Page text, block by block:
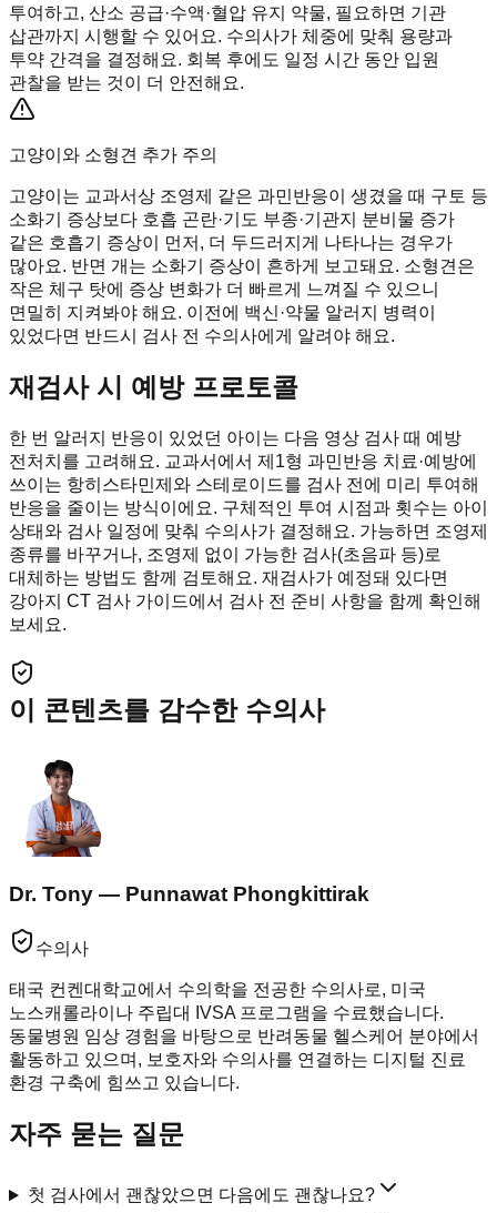
투여하고, 산소 공급·수액·혈압 유지 약물, 필요하면 기관
삽관까지 시행할 수 있어요. 수의사가 체중에 맞춰 용량과
투약 간격을 결정해요. 회복 후에도 일정 시간 동안 입원
관찰을 받는 것이 더 안전해요.
고양이와 소형견 추가 주의
고양이는 교과서상 조영제 같은 과민반응이 생겼을 때 구토 등
소화기 증상보다 호흡 곤란·기도 부종·기관지 분비물 증가
같은 호흡기 증상이 먼저, 더 두드러지게 나타나는 경우가
많아요. 반면 개는 소화기 증상이 흔하게 보고돼요. 소형견은
작은 체구 탓에 증상 변화가 더 빠르게 느껴질 수 있으니
면밀히 지켜봐야 해요. 이전에 백신·약물 알러지 병력이
있었다면 반드시 검사 전 수의사에게 알려야 해요.
재검사 시 예방 프로토콜
한 번 알러지 반응이 있었던 아이는 다음 영상 검사 때 예방
전처치를 고려해요. 교과서에서 제1형 과민반응 치료·예방에
쓰이는 항히스타민제와 스테로이드를 검사 전에 미리 투여해
반응을 줄이는 방식이에요. 구체적인 투여 시점과 횟수는 아이
상태와 검사 일정에 맞춰 수의사가 결정해요. 가능하면 조영제
종류를 바꾸거나, 조영제 없이 가능한 검사(초음파 등)로
대체하는 방법도 함께 검토해요. 재검사가 예정돼 있다면
강아지 CT 검사 가이드에서 검사 전 준비 사항을 함께 확인해
보세요.
이 콘텐츠를 감수한 수의사
Dr. Tony — Punnawat Phongkittirak
수의사
태국 컨켄대학교에서 수의학을 전공한 수의사로, 미국
노스캐롤라이나 주립대 IVSA 프로그램을 수료했습니다.
동물병원 임상 경험을 바탕으로 반려동물 헬스케어 분야에서
활동하고 있으며, 보호자와 수의사를 연결하는 디지털 진료
환경 구축에 힘쓰고 있습니다.
자주 묻는 질문
첫 검사에서 괜찮았으면 다음에도 괜찮나요?